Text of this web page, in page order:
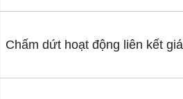
Chấm dứt hoạt động liên kết